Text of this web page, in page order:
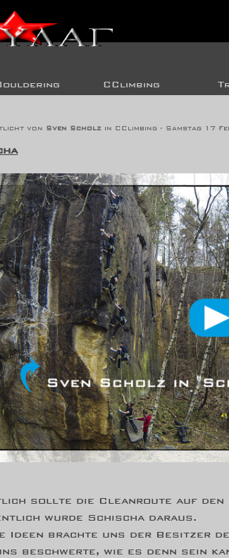
CClimbing
von Sven Scholz in CClimbing · Samstag 17
sollte die Cleanroute auf den
wurde Schischa daraus.
Ideen brachte uns der Besitzer
beschwerte, wie es denn sein